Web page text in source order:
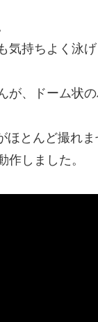
持ちよく泳げ
、ドーム状
とんど撮れま
作しました。